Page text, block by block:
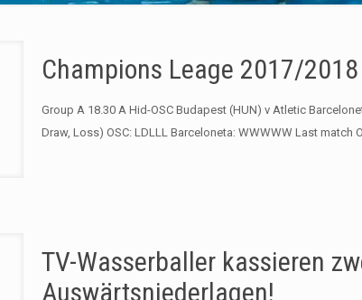
Champions Leage 2017/2018
Group A 18.30 A Hid-OSC Budapest (HUN) v Atletic
Draw, Loss) OSC: LDLLL Barceloneta: WWWWW Last match
TV-Wasserballer kassieren
Auswärtsniederlagen!